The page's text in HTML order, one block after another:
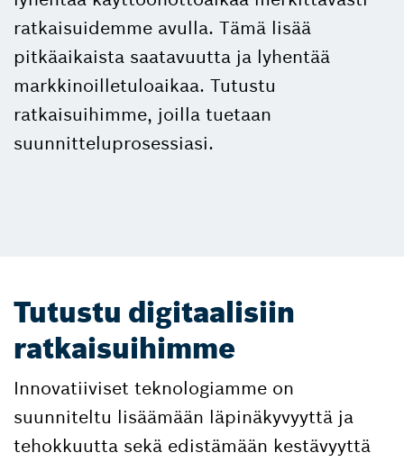
ratkaisuidemme avulla. Tämä lisää
pitkäaikaista saatavuutta ja lyhentää
markkinoilletuloaikaa. Tutustu
ratkaisuihimme, joilla tuetaan
suunnitteluprosessiasi.
Tutustu digitaalisiin
ratkaisuihimme
Innovatiiviset teknologiamme on
suunniteltu lisäämään läpinäkyvyyttä ja
tehokkuutta sekä edistämään kestävyyttä